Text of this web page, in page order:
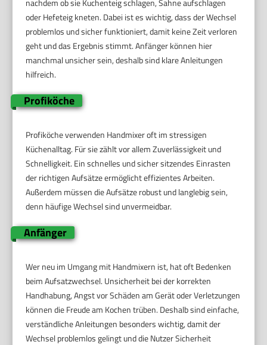
oder Hefeteig kneten. Dabei ist es wichtig, dass der Wechsel
problemlos und sicher funktioniert, damit keine Zeit verloren
geht und das Ergebnis stimmt. Anfänger können hier
manchmal unsicher sein, deshalb sind klare Anleitungen
hilfreich.
Profiköche
Profiköche verwenden Handmixer oft im stressigen
Küchenalltag. Für sie zählt vor allem Zuverlässigkeit und
Schnelligkeit. Ein schnelles und sicher sitzendes Einrasten
der richtigen Aufsätze ermöglicht effizientes Arbeiten.
Außerdem müssen die Aufsätze robust und langlebig sein,
denn häufige Wechsel sind unvermeidbar.
Anfänger
Wer neu im Umgang mit Handmixern ist, hat oft Bedenken
beim Aufsatzwechsel. Unsicherheit bei der korrekten
Handhabung, Angst vor Schäden am Gerät oder Verletzungen
können die Freude am Kochen trüben. Deshalb sind einfache,
verständliche Anleitungen besonders wichtig, damit der
Wechsel problemlos gelingt und die Nutzer Sicherheit